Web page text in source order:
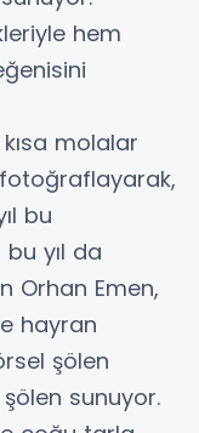
hem
molalar
bu
yıl da
Orhan Emen,
hayran
şölen
sunuyor.